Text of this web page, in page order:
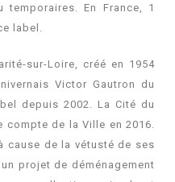
temporaires. En France, 1
label.
sur-Loire, créé en 1954
Victor Gautron du
depuis 2002. La Cité du
de la Ville en 2016.
cause de la vétusté de ses
projet de déménagement